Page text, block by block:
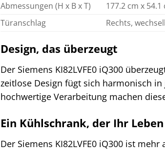
Abmessungen (H x B x T)
177.2 cm x 54.1
Türanschlag
Rechts,
Design, das überzeugt
Der Siemens KI82LVFE0 iQ300
zeitlose Design fügt sich harmonisch
hochwertige Verarbeitung machen
Ein Kühlschrank, der Ihr
Der Siemens KI82LVFE0 iQ300 ist